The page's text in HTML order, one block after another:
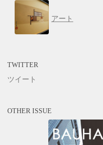
アート
TWITTER
ツイート
OTHER ISSUE